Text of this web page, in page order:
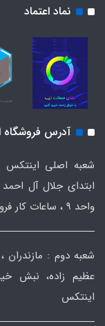
نماد اعتماد
آدرس فروشگاه
شعبه اصلی اینتکس
واحد ۹ ، ساعات کار فروشگاه : ۱۰ صبح تا ۹ شب.
عظیم زاده، نبش
اینتکس